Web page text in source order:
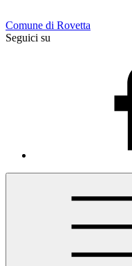
Comune di Rovetta
Seguici su